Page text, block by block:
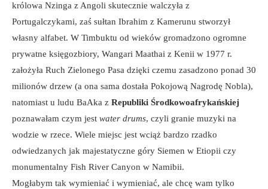
królowa Nzinga z Angoli skutecznie walczyła z
Portugalczykami, zaś sułtan Ibrahim z Kamerunu stworzył
własny alfabet. W Timbuktu od wieków gromadzono ogromne
prywatne księgozbiory, Wangari Maathai z Kenii w 1977 r.
założyła Ruch Zielonego Pasa dzięki czemu zasadzono ponad 30
milionów drzew (a ona sama dostała Pokojową Nagrodę Nobla),
natomiast u ludu BaAka z Republiki Środkowoafrykańskiej
poznawałam czym jest water drums, czyli granie muzyki na
wodzie w rzece. Wiele miejsc jest wciąż bardzo rzadko
odwiedzanych jak majestatyczne góry Siemen w Etiopii czy
monumentalny Fish River Canyon w Namibii.
Mogłabym tak wymieniać i wymieniać, ale chcę wam tylko